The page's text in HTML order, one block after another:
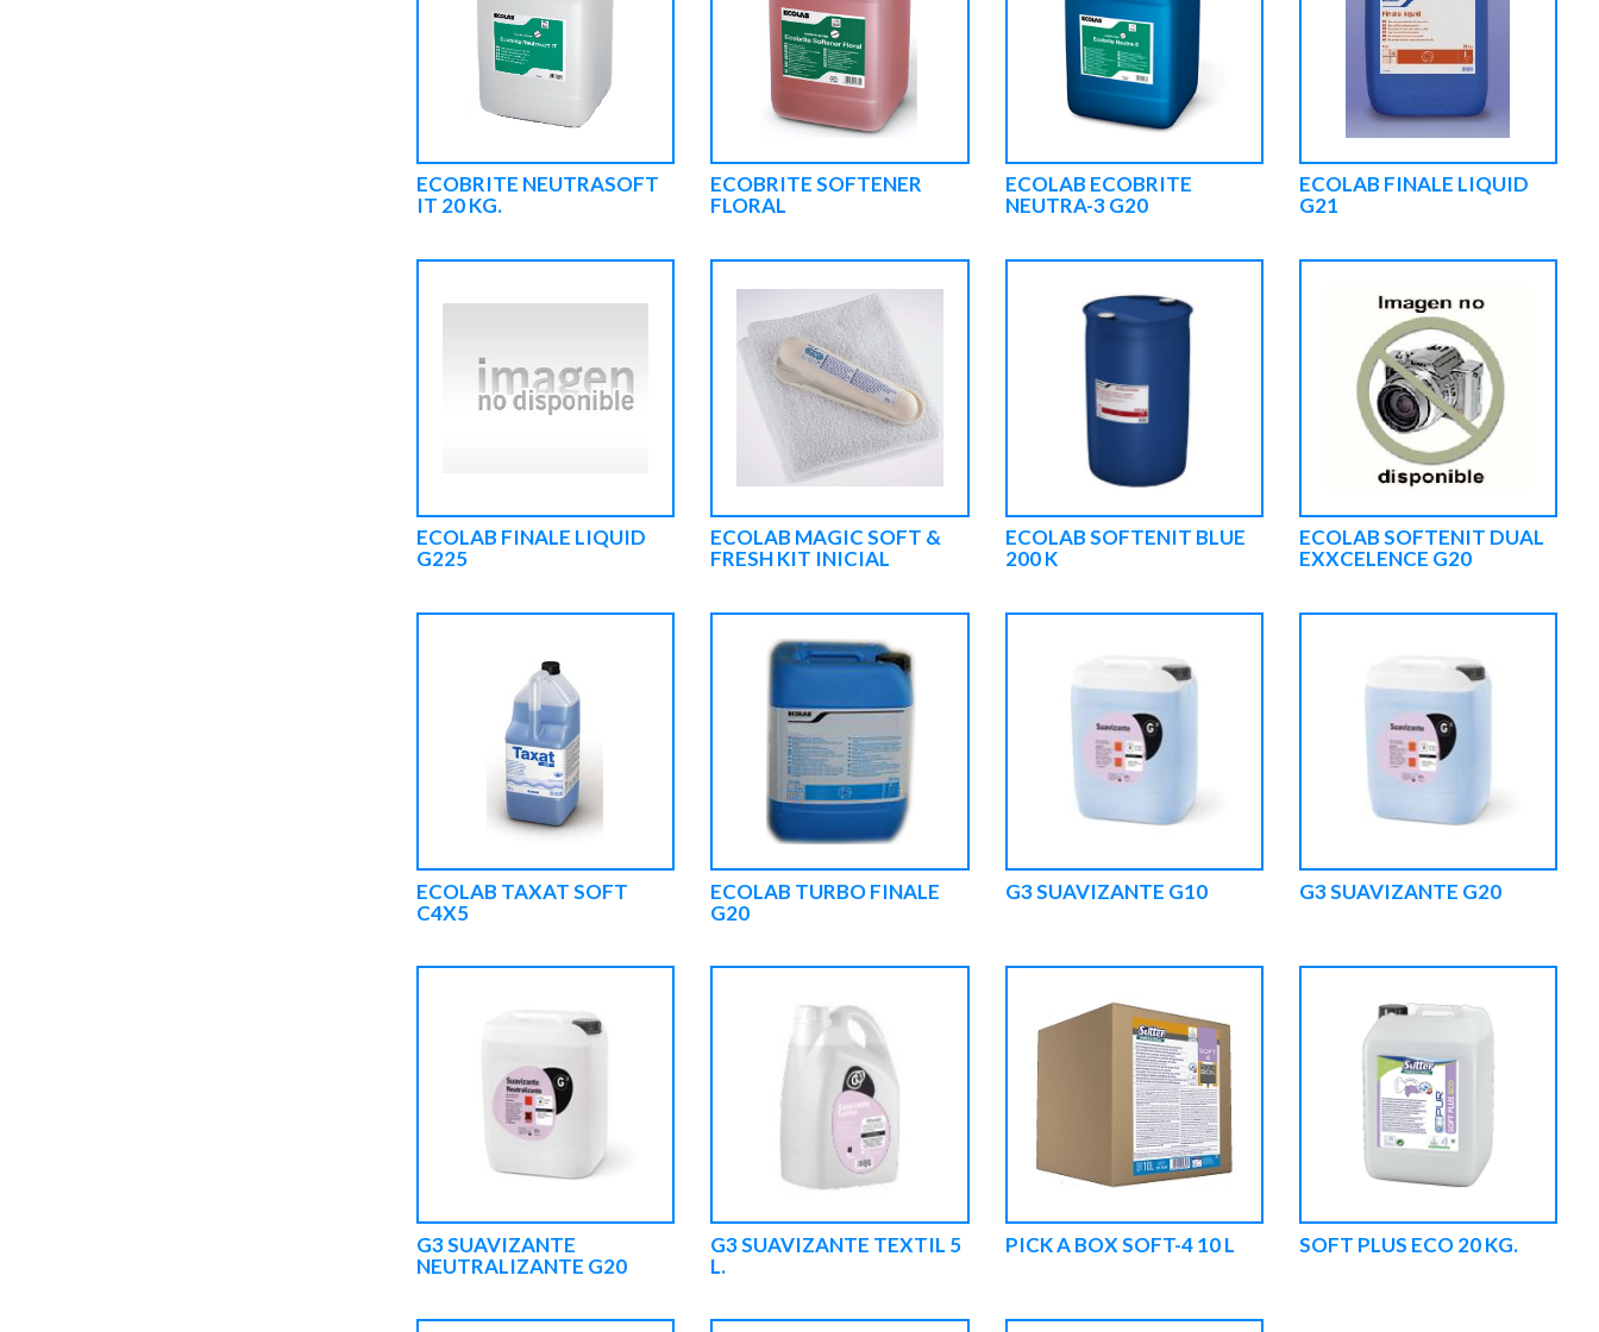
ECOBRITE NEUTRASOFT
IT 20 KG.
ECOBRITE SOFTENER
FLORAL
ECOLAB ECOBRITE
NEUTRA-3 G20
ECOLAB FINALE LIQUID
G21
ECOLAB FINALE LIQUID
G225
ECOLAB MAGIC SOFT &
FRESH KIT INICIAL
ECOLAB SOFTENIT BLUE
200 K
ECOLAB SOFTENIT DUAL
EXXCELENCE G20
ECOLAB TAXAT SOFT
C4X5
ECOLAB TURBO FINALE
G20
G3 SUAVIZANTE G10 G3 SUAVIZANTE G20
G3 SUAVIZANTE
NEUTRALIZANTE G20
G3 SUAVIZANTE TEXTIL 5
L.
PICK A BOX SOFT-4 10 L SOFT PLUS ECO 20 KG.